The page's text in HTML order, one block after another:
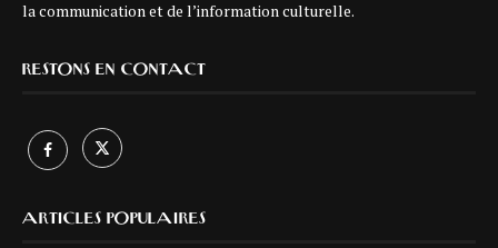
la communication et de l’information culturelle.
RESTONS EN CONTACT
ARTICLES POPULAIRES